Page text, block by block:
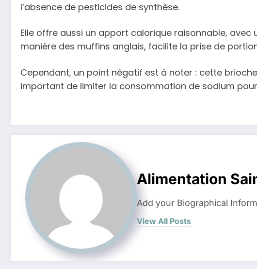
l’absence de pesticides de synthèse.
Elle offre aussi un apport calorique raisonnable,
manière des muffins anglais, facilite la prise de
Cependant, un point négatif est à noter : cette
important de limiter la consommation de sodium
Alimentation
Add your Biographical
View All Posts